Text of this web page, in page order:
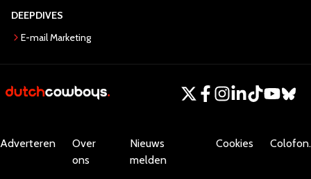
DEEPDIVES
E-mail Marketing
Adverteren
Over
ons
Nieuws
melden
Cookies Colofon.